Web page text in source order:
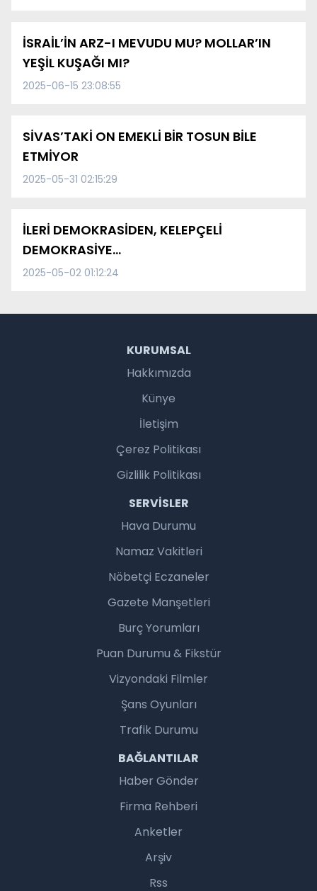
İSRAİL’İN ARZ-I MEVUDU MU? MOLLAR’IN
YEŞİL KUŞAĞI MI?
2025-06-15 23:08:55
SİVAS’TAKİ ON EMEKLİ BİR TOSUN BİLE
ETMİYOR
2025-05-31 02:15:29
İLERİ DEMOKRASİDEN, KELEPÇELİ
DEMOKRASİYE…
2025-05-02 01:12:24
KURUMSAL
Hakkımızda
Künye
İletişim
Çerez Politikası
Gizlilik Politikası
SERVISLER
Hava Durumu
Namaz Vakitleri
Nöbetçi Eczaneler
Gazete Manşetleri
Burç Yorumları
Puan Durumu & Fikstür
Vizyondaki Filmler
Şans Oyunları
Trafik Durumu
BAĞLANTILAR
Haber Gönder
Firma Rehberi
Anketler
Arşiv
Rss